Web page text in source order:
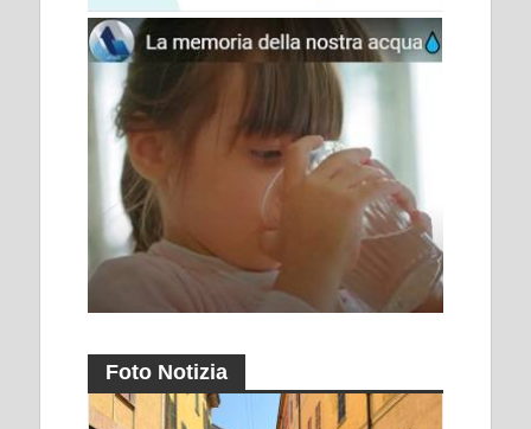
Foto Notizia